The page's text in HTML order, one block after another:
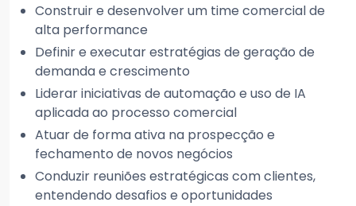
Construir e desenvolver um time comercial de
alta performance
Definir e executar estratégias de geração de
demanda e crescimento
Liderar iniciativas de automação e uso de IA
aplicada ao processo comercial
Atuar de forma ativa na prospecção e
fechamento de novos negócios
Conduzir reuniões estratégicas com clientes,
entendendo desafios e oportunidades